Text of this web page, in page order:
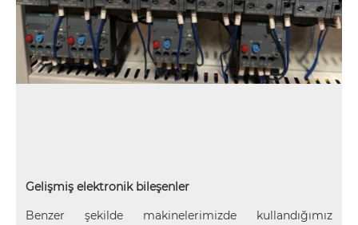
Gelişmiş elektronik bileşenler
Benzer şekilde makinelerimizde kullandığımız